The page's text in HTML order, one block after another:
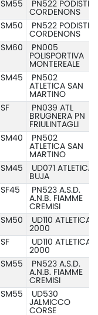
SM55
PN522 PODISTI
CORDENONS
SM50
PN522 PODISTI
CORDENONS
SM60
PN005
POLISPORTIVA
MONTEREALE
SM45
PN502
ATLETICA SAN
MARTINO
SF
PN039 ATL
BRUGNERA PN
FRIULINTAGLI
SM40
PN502
ATLETICA SAN
MARTINO
SM45
UD071 ATLETICA
BUJA
SF45
PN523 A.S.D.
A.N.B. FIAMME
CREMISI
SM50
UD110 ATLETICA
2000
SF
UD110 ATLETICA
2000
SM55
PN523 A.S.D.
A.N.B. FIAMME
CREMISI
SM55
UD530
JALMICCO
CORSE